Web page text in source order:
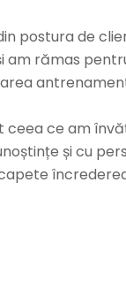
postura de
am rămas
ce am
și cu